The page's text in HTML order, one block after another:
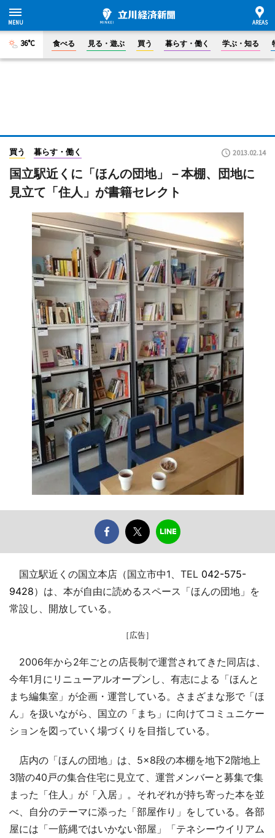
36°C 食べる 見る・遊ぶ 買う 暮らす・働く 学ぶ・知る
買う 暮らす・働く 2013.02.14
国立駅近くに「ほんの団地」－本棚、団地に
見立て「住人」が書籍セレクト
国立駅近くの国立本店（国立市中1、TEL 042-575-
9428）は、本が自由に読めるスペース「ほんの団地」を
常設し、開放している。
［広告］
2006年から2年ごとの店長制で運営されてきた同店は、
今年1月にリニューアルオープンし、有志による「ほんと
まち編集室」が企画・運営している。さまざまな形で「ほ
ん」を扱いながら、国立の「まち」に向けてコミュニケー
ションを図っていく場づくりを目指している。
店内の「ほんの団地」は、5×8段の本棚を地下2階地上
3階の40戸の集合住宅に見立て、運営メンバーと募集で集
まった「住人」が「入居」。それぞれが持ち寄った本を並
べ、自分のテーマに添った「部屋作り」をしている。各部
屋には「一筋縄ではいかない部屋」「テネシーウイリアム